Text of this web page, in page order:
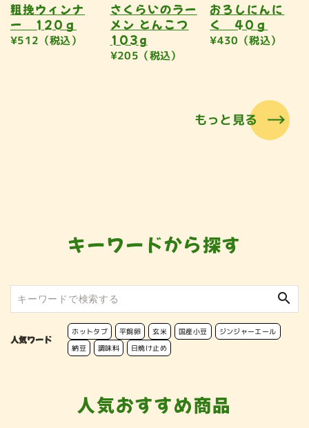
粗挽ウィンナ
ー 120ｇ
¥512（税込）
さくらいのラー
メン とんこつ
103g
¥205（税込）
おろしにんに
く 40ｇ
¥430（税込）
もっと見る
キーワードから探す
search
人気ワード
ホットタブ 平飼卵 玄米 国産小豆
ジンジャーエール
納豆
調味料 日焼け止め
人気おすすめ商品